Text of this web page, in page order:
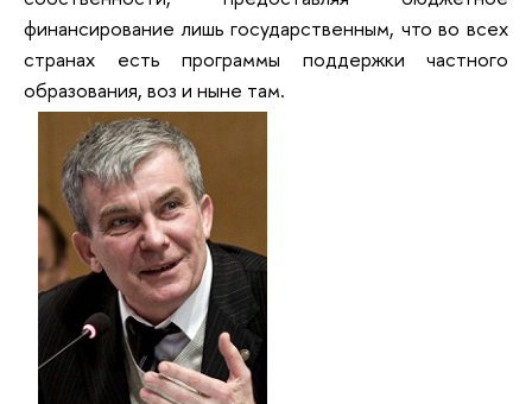
финансирование лишь государственным, что во всех
странах есть программы поддержки частного
образования, воз и ныне там.